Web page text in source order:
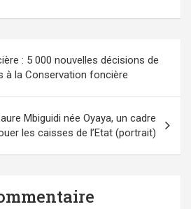
: 5 000 nouvelles décisions de
à la Conservation foncière
Mbiguidi née Oyaya, un cadre
les caisses de l’Etat (portrait)